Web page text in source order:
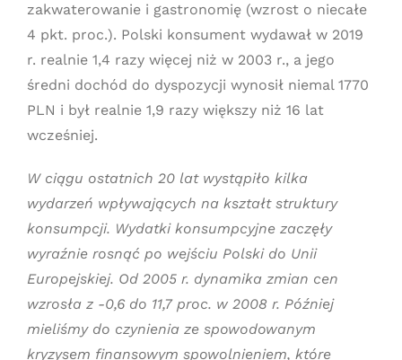
zakwaterowanie i gastronomię (wzrost o niecałe
4 pkt. proc.). Polski konsument wydawał w 2019
r. realnie 1,4 razy więcej niż w 2003 r., a jego
średni dochód do dyspozycji wynosił niemal 1770
PLN i był realnie 1,9 razy większy niż 16 lat
wcześniej.
W ciągu ostatnich 20 lat wystąpiło kilka
wydarzeń wpływających na kształt struktury
konsumpcji. Wydatki konsumpcyjne zaczęły
wyraźnie rosnąć po wejściu Polski do Unii
Europejskiej. Od 2005 r. dynamika zmian cen
wzrosła z -0,6 do 11,7 proc. w 2008 r. Później
mieliśmy do czynienia ze spowodowanym
kryzysem finansowym spowolnieniem, które